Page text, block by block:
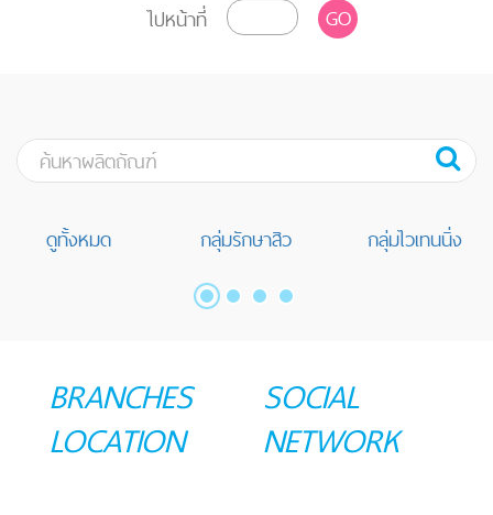
ไปหน้าที่
GO
ดูทั้งหมด กลุ่มรักษาสิว กลุ่มไวเทนนิ่ง
BRANCHES
LOCATION
SOCIAL
NETWORK